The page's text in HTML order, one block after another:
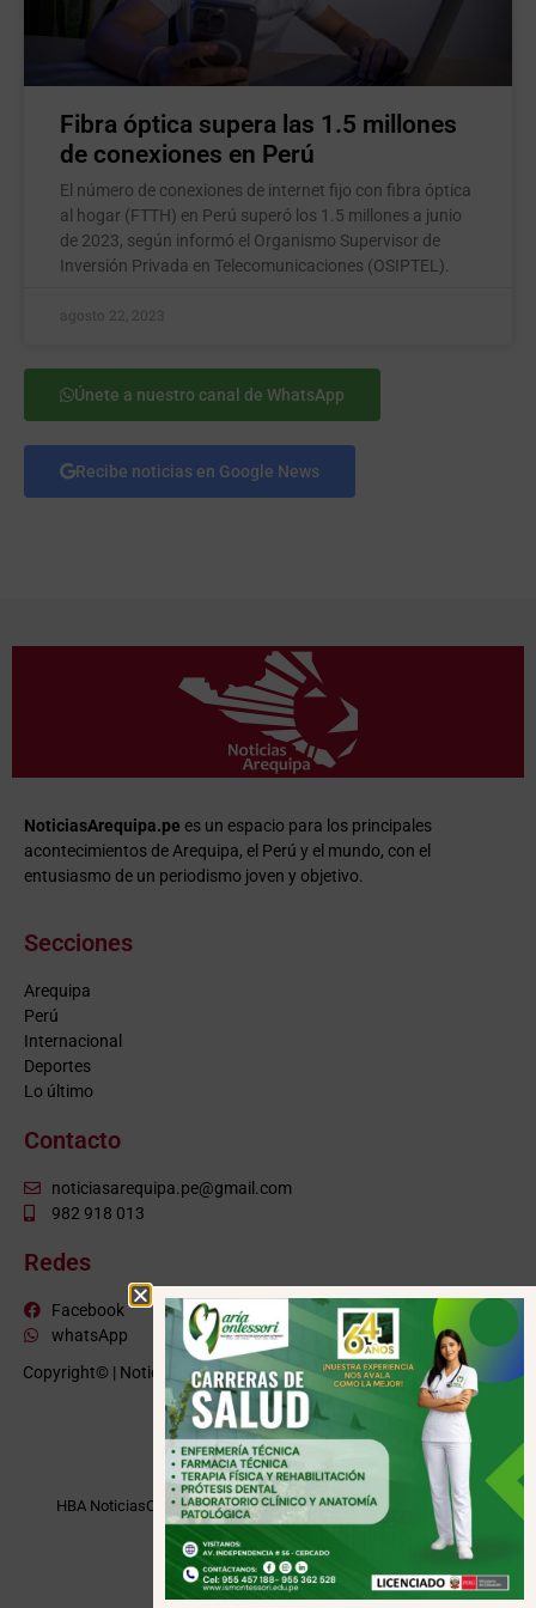
Fibra óptica supera las 1.5 millones
de conexiones en Perú
El número de conexiones de internet fijo con fibra óptica
al hogar (FTTH) en Perú superó los 1.5 millones a junio
de 2023, según informó el Organismo Supervisor de
Inversión Privada en Telecomunicaciones (OSIPTEL).
agosto 22, 2023
Únete a nuestro canal de WhatsApp
Recibe noticias en Google News
NoticiasArequipa.pe es un espacio para los principales
acontecimientos de Arequipa, el Perú y el mundo, con el
entusiasmo de un periodismo joven y objetivo.
Secciones
Arequipa
Perú
Internacional
Deportes
Lo último
Contacto
noticiasarequipa.pe@gmail.com
982 918 013
Redes
Facebook
whatsApp
Copyright© | NoticiasArequipa.pe | Grupo HBA Noticias| Todos los
derechos reservados
VISITE TAMBIÉN
HBA NoticiasCusco InformaMoquegua Noticias Tacna Noticias
Puno Noticias